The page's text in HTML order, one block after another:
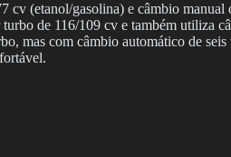
cv (etanol/gasolina) e câmbio manual
de 116/109 cv e também utiliza
mas com câmbio automático de seis